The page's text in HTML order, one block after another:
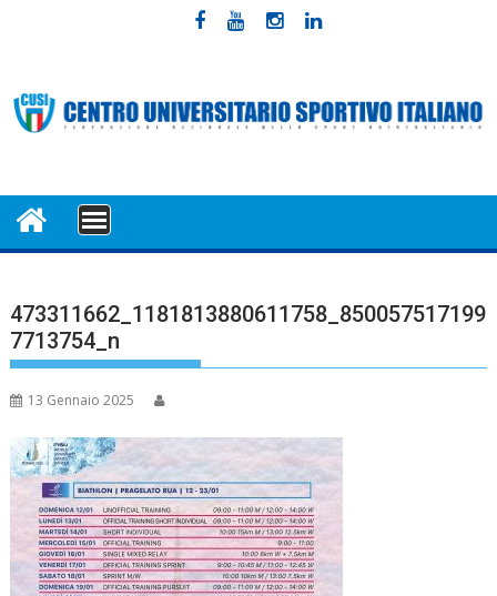
MENU
473311662_1181813880611758_850057517199
7713754_n
13 Gennaio 2025